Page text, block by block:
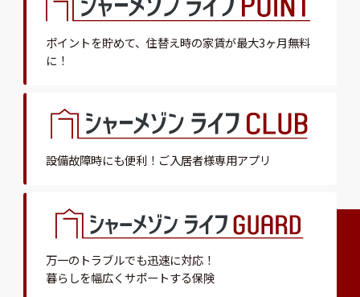
ポイントを貯めて、 住替え時の家賃が最大3ヶ月無料
に！
設備故障時にも便利！ ご入居者様専用アプリ
万一のトラブルでも迅速に対応！
暮らしを幅広くサポートする保険